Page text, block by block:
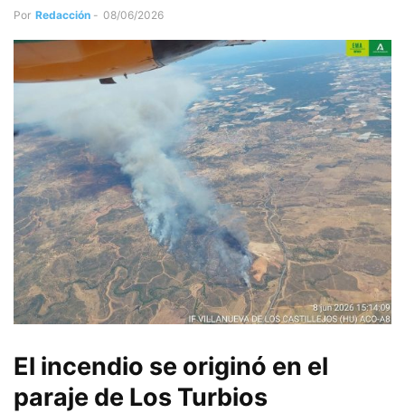
Por Redacción - 08/06/2026
El incendio se originó en el
paraje de Los Turbios